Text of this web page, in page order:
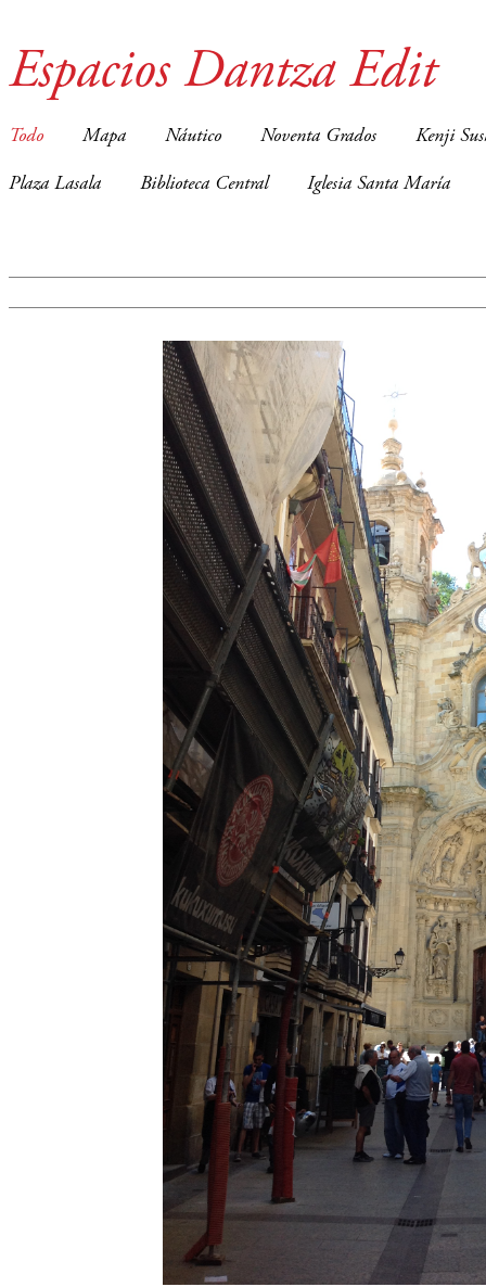
Espacios Dantza Edit
Todo Mapa Náutico Noventa Grados Kenji
Plaza Lasala Biblioteca Central Iglesia Santa María